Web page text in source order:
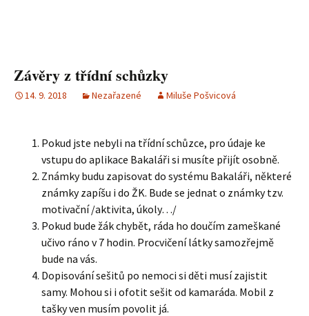
Závěry z třídní schůzky
14. 9. 2018 Nezařazené Miluše Pošvicová
Pokud jste nebyli na třídní schůzce, pro údaje ke
vstupu do aplikace Bakaláři si musíte přijít osobně.
Známky budu zapisovat do systému Bakaláři, některé
známky zapíšu i do ŽK. Bude se jednat o známky tzv.
motivační /aktivita, úkoly…/
Pokud bude žák chybět, ráda ho doučím zameškané
učivo ráno v 7 hodin. Procvičení látky samozřejmě
bude na vás.
Dopisování sešitů po nemoci si děti musí zajistit
samy. Mohou si i ofotit sešit od kamaráda. Mobil z
tašky ven musím povolit já.